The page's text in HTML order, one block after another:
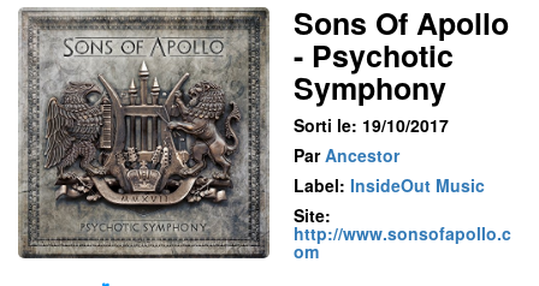
Sons Of Apollo
- Psychotic
Symphony
Sorti le: 19/10/2017
ParAncestor
Label: InsideOut Music
Site:
http://www.sonsofapollo.c
om